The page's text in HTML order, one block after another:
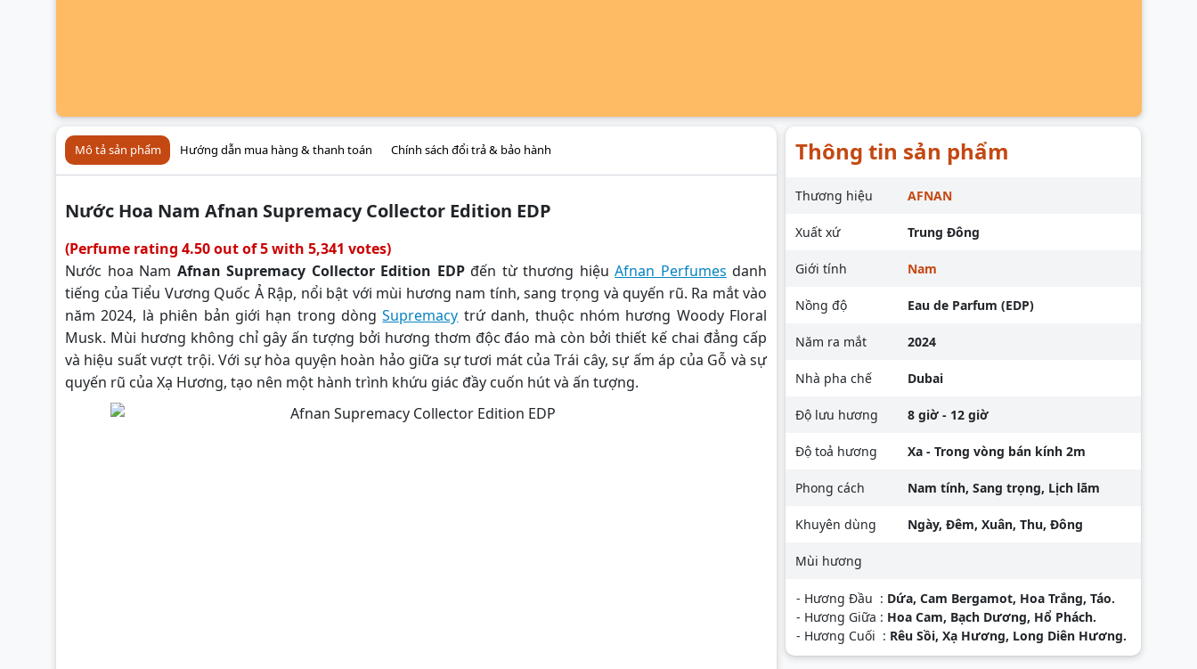
Mô tả sản phẩm Hướng dẫn mua hàng & thanh toán Chính sách đổi trả & bảo hành
Nước Hoa Nam Afnan Supremacy Collector Edition EDP
(Perfume rating 4.50 out of 5 with 5,341 votes)
Nước hoa Nam Afnan Supremacy Collector Edition EDPđến từ thương hiệuAfnan Perfumes danh
tiếng của Tiểu Vương Quốc Ả Rập, nổi bật với mùi hương nam tính, sang trọng và quyến rũ. Ra mắt vào
năm 2024, là phiên bản giới hạn trong dòngSupremacy trứ danh, thuộc nhóm hương Woody Floral
Musk. Mùi hương không chỉ gây ấn tượng bởi hương thơm độc đáo mà còn bởi thiết kế chai đẳng cấp
và hiệu suất vượt trội. Với sự hòa quyện hoàn hảo giữa sự tươi mát của Trái cây, sự ấm áp của Gỗ và sự
quyến rũ của Xạ Hương, tạo nên một hành trình khứu giác đầy cuốn hút và ấn tượng.
Thông tin sản phẩm
Thương hiệu AFNAN
Xuất xứ Trung Đông
Giới tính Nam
Nồng độ Eau de Parfum (EDP)
Năm ra mắt 2024
Nhà pha chế Dubai
Độ lưu hương 8 giờ - 12 giờ
Độ toả hương Xa - Trong vòng bán kính 2m
Phong cách Nam tính, Sang trọng, Lịch lãm
Khuyên dùng Ngày, Đêm, Xuân, Thu, Đông
Mùi hương
- Hương Đầu : Dứa, Cam Bergamot, Hoa Trắng, Táo.
- Hương Giữa : Hoa Cam, Bạch Dương, Hổ Phách.
- Hương Cuối : Rêu Sồi, Xạ Hương, Long Diên Hương.